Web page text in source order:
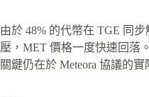
由於 48% 的代幣在 TGE 同
壓，MET 價格一度快速回落
關鍵仍在於 Meteora 協議的